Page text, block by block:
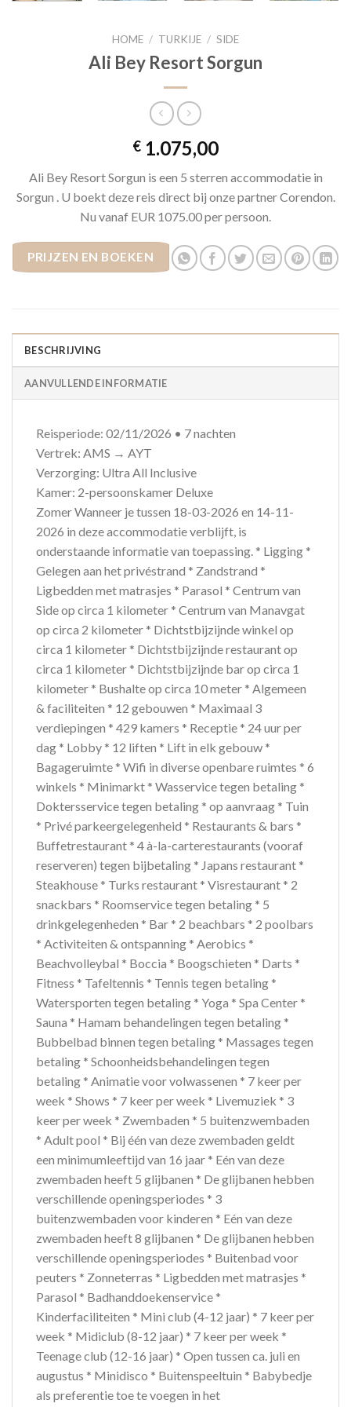
HOME / TURKIJE / SIDE
Ali Bey Resort Sorgun
€ 1.075,00
Ali Bey Resort Sorgun is een 5 sterren accommodatie in
Sorgun . U boekt deze reis direct bij onze partner Corendon.
Nu vanaf EUR 1075.00 per persoon.
PRIJZEN EN BOEKEN
BESCHRIJVING
AANVULLENDE INFORMATIE
Reisperiode: 02/11/2026 • 7 nachten
Vertrek: AMS → AYT
Verzorging: Ultra All Inclusive
Kamer: 2-persoonskamer Deluxe
Zomer Wanneer je tussen 18-03-2026 en 14-11-
2026 in deze accommodatie verblijft, is
onderstaande informatie van toepassing. * Ligging *
Gelegen aan het privéstrand * Zandstrand *
Ligbedden met matrasjes * Parasol * Centrum van
Side op circa 1 kilometer * Centrum van Manavgat
op circa 2 kilometer * Dichtstbijzijnde winkel op
circa 1 kilometer * Dichtstbijzijnde restaurant op
circa 1 kilometer * Dichtstbijzijnde bar op circa 1
kilometer * Bushalte op circa 10 meter * Algemeen
& faciliteiten * 12 gebouwen * Maximaal 3
verdiepingen * 429 kamers * Receptie * 24 uur per
dag * Lobby * 12 liften * Lift in elk gebouw *
Bagageruimte * Wifi in diverse openbare ruimtes * 6
winkels * Minimarkt * Wasservice tegen betaling *
Doktersservice tegen betaling * op aanvraag * Tuin
* Privé parkeergelegenheid * Restaurants & bars *
Buffetrestaurant * 4 à-la-carterestaurants (vooraf
reserveren) tegen bijbetaling * Japans restaurant *
Steakhouse * Turks restaurant * Visrestaurant * 2
snackbars * Roomservice tegen betaling * 5
drinkgelegenheden * Bar * 2 beachbars * 2 poolbars
* Activiteiten & ontspanning * Aerobics *
Beachvolleybal * Boccia * Boogschieten * Darts *
Fitness * Tafeltennis * Tennis tegen betaling *
Watersporten tegen betaling * Yoga * Spa Center *
Sauna * Hamam behandelingen tegen betaling *
Bubbelbad binnen tegen betaling * Massages tegen
betaling * Schoonheidsbehandelingen tegen
betaling * Animatie voor volwassenen * 7 keer per
week * Shows * 7 keer per week * Livemuziek * 3
keer per week * Zwembaden * 5 buitenzwembaden
* Adult pool * Bij één van deze zwembaden geldt
een minimumleeftijd van 16 jaar * Eén van deze
zwembaden heeft 5 glijbanen * De glijbanen hebben
verschillende openingsperiodes * 3
buitenzwembaden voor kinderen * Eén van deze
zwembaden heeft 8 glijbanen * De glijbanen hebben
verschillende openingsperiodes * Buitenbad voor
peuters * Zonneterras * Ligbedden met matrasjes *
Parasol * Badhanddoekenservice *
Kinderfaciliteiten * Mini club (4-12 jaar) * 7 keer per
week * Midiclub (8-12 jaar) * 7 keer per week *
Teenage club (12-16 jaar) * Open tussen ca. juli en
augustus * Minidisco * Buitenspeeltuin * Babybedje
als preferentie toe te voegen in het